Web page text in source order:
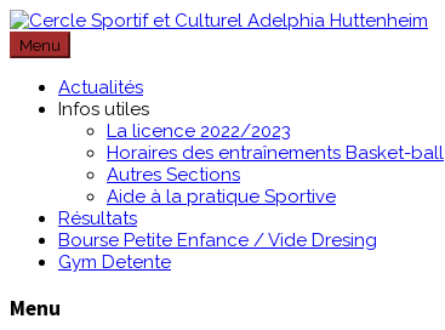
Passer
au
contenu
Menu
Actualités
Infos utiles
La licence 2022/2023
Horaires des entraînements Basket-ball
Autres Sections
Aide à la pratique Sportive
Résultats
Bourse Petite Enfance / Vide Dresing
Gym Detente
Menu